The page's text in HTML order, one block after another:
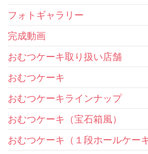
フォトギャラリー
完成動画
おむつケーキ取り扱い店舗
おむつケーキ
おむつケーキラインナップ
おむつケーキ（宝石箱風）
おむつケーキ（１段ホールケーキ